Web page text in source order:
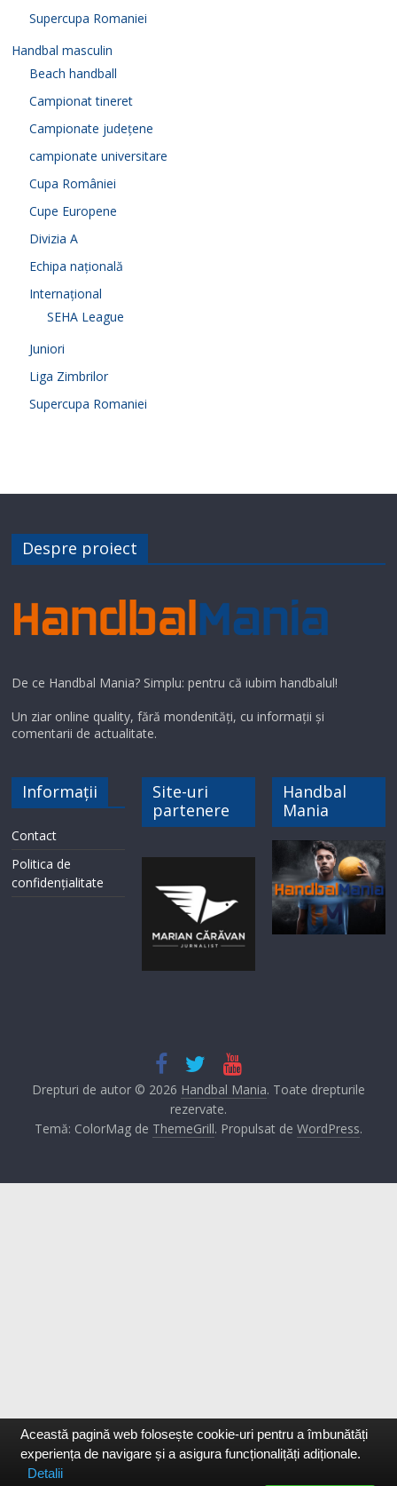
Supercupa Romaniei
Handbal masculin
Beach handball
Campionat tineret
Campionate județene
campionate universitare
Cupa României
Cupe Europene
Divizia A
Echipa națională
Internațional
SEHA League
Juniori
Liga Zimbrilor
Supercupa Romaniei
Despre proiect
De ce Handbal Mania? Simplu: pentru că iubim handbalul!
Un ziar online quality, fără mondenități, cu informații și
comentarii de actualitate.
Informații
Contact
Politica de
confidențialitate
Site-uri
partenere
Handbal
Mania
Drepturi de autor © 2026 Handbal Mania. Toate drepturile
rezervate.
Temă: ColorMag de ThemeGrill. Propulsat de WordPress.
Această pagină web folosește cookie-uri pentru a îmbunătăți
experiența de navigare și a asigura funcționalițăți adiționale.
Detalii